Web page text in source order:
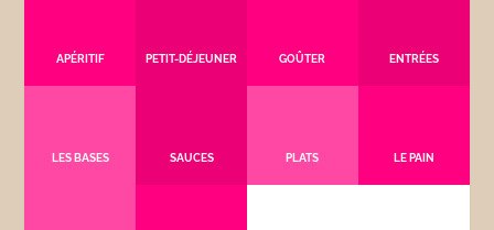
APÉRITIF PETIT-DÉJEUNER GOÛTER ENTRÉES
LES BASES SAUCES PLATS LE PAIN